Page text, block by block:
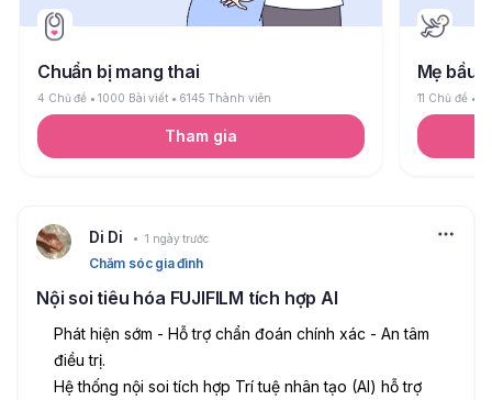
Chuẩn bị mang thai
4 Chủ đề 1000 Bài viết 6145 Thành viên
Tham gia
Mẹ bầu
11 Chủ đề
Di Di 1 ngày trước
Chăm sóc gia đình
Nội soi tiêu hóa FUJIFILM tích hợp AI
Phát hiện sớm - Hỗ trợ chẩn đoán chính xác - An tâm
điều trị.
Hệ thống nội soi tích hợp Trí tuệ nhân tạo (AI) hỗ trợ